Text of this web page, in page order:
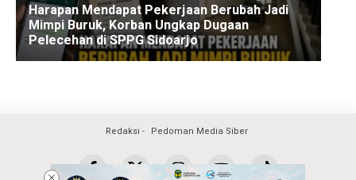
Redaksi Pedoman Media Siber